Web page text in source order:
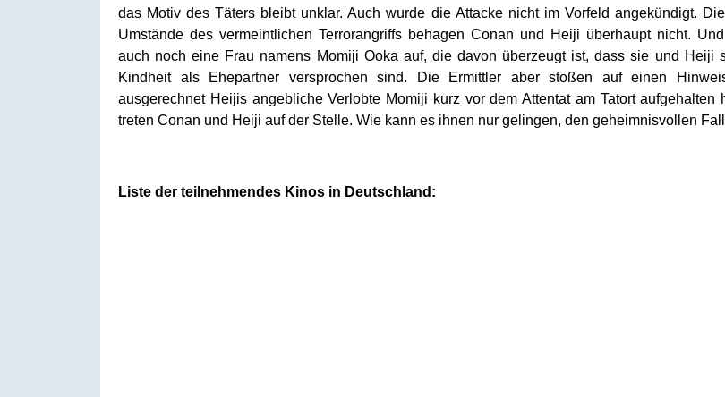
das Motiv des Täters bleibt unklar. Auch wurde die Attacke nicht im Vorfeld angekündigt.
Umstände des vermeintlichen Terrorangriffs behagen Conan und Heiji überhaupt nicht.
auch noch eine Frau namens Momiji Ooka auf, die davon überzeugt ist, dass sie und Heiji
Kindheit als Ehepartner versprochen sind. Die Ermittler aber stoßen auf einen
ausgerechnet Heijis angebliche Verlobte Momiji kurz vor dem Attentat am Tatort aufgehalten
treten Conan und Heiji auf der Stelle. Wie kann es ihnen nur gelingen, den geheimnisvollen
Liste der teilnehmendes Kinos in Deutschland: